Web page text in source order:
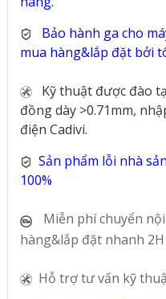
Bảo hành ga cho
mua hàng&lắp đặt bởi
Kỹ thuật được đào
đồng dày >0.71mm,
điện Cadivi.
Sản phẩm lỗi nhà
100%
Miễn phí chuyển
hàng&lắp đặt nhanh
Hỗ trợ tư vấn kỹ